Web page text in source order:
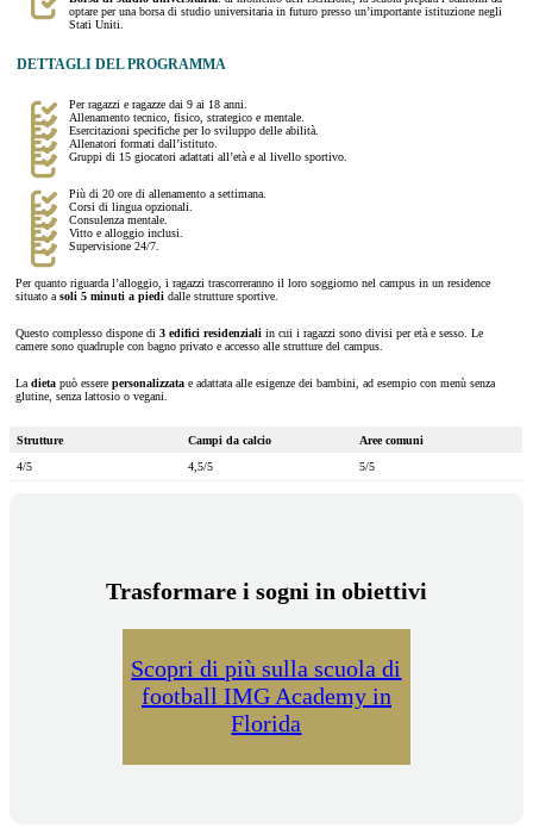
optare per una borsa di studio universitaria in futuro presso un’importante istituzione negli
Stati Uniti.
DETTAGLI DEL PROGRAMMA
Per ragazzi e ragazze dai 9 ai 18 anni.
Allenamento tecnico, fisico, strategico e mentale.
Esercitazioni specifiche per lo sviluppo delle abilità.
Allenatori formati dall’istituto.
Gruppi di 15 giocatori adattati all’età e al livello sportivo.
Più di 20 ore di allenamento a settimana.
Corsi di lingua opzionali.
Consulenza mentale.
Vitto e alloggio inclusi.
Supervisione 24/7.
Per quanto riguarda l’alloggio, i ragazzi trascorreranno il loro soggiorno nel campus in un residence
situato asoli 5 minuti a piedi dalle strutture sportive.
Questo complesso dispone di 3 edifici residenziali in cui i ragazzi sono divisi per età e sesso. Le
camere sono quadruple con bagno privato e accesso alle strutture del campus.
Ladieta può essere personalizzata e adattata alle esigenze dei bambini, ad esempio con menù senza
glutine, senza lattosio o vegani.
Strutture Campi da calcio
Aree comuni
4/5
4,5/5 5/5
Trasformare i sogni in obiettivi
Scopri di più sulla scuola di
football IMG Academy in
Florida